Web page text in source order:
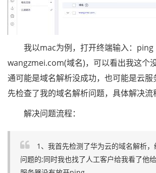
我以mac为例，打开终端输入：ping
wangzmei.com(域名)，可以看出我这个
通可能是域名解析没成功，也可能是云
先检查了我的域名解析问题，具体解决流
解决问题流程：
1、我首先检测了华为云的域名解析
问题的;同时我也找了人工客户给我看了他